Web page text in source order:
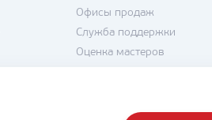
Офисы продаж
Служба поддержки
Оценка мастеров